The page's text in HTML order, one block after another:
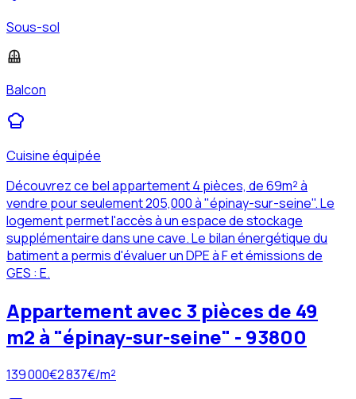
Sous-sol
Balcon
Cuisine équipée
Découvrez ce bel appartement 4 pièces, de 69m² à
vendre pour seulement 205,000 à "épinay-sur-seine". Le
logement permet l'accès à un espace de stockage
supplémentaire dans une cave. Le bilan énergétique du
batiment a permis d'évaluer un DPE à F et émissions de
GES : E.
Appartement avec 3 pièces de 49
m2 à "épinay-sur-seine" - 93800
139 000€2 837€/m²